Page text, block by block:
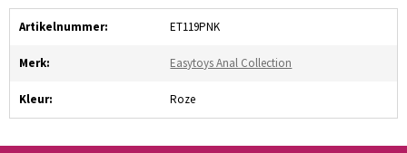
Artikelnummer: ET119PNK
Merk: Easytoys Anal Collection
Kleur: Roze